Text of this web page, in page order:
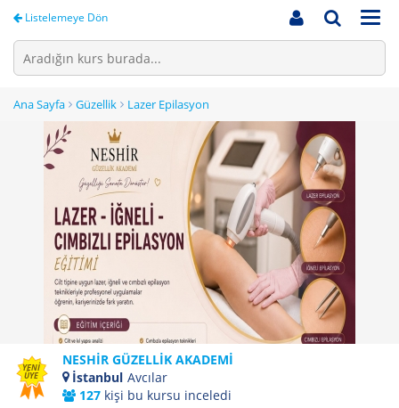
Listelemeye Dön
Ana Sayfa Güzellik Lazer Epilasyon
YENİ
ÜYE
NESHİR GÜZELLİK AKADEMİ
İstanbul Avcılar
127 kişi bu kursu inceledi